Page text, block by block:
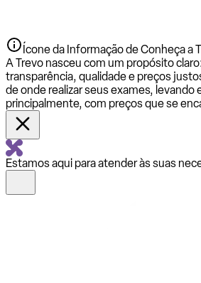
Ícone da Informação de Conheça a
A Trevo nasceu com um propósito
transparência, qualidade e preços
de onde realizar seus exames,
principalmente, com preços que se
Estamos aqui para atender às suas